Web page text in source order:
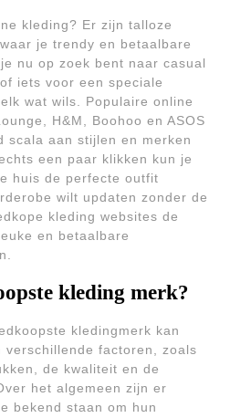
kleding? Er zijn talloze
je trendy en betaalbare
nu op zoek bent naar casual
iets voor een speciale
wat wils. Populaire online
H&M, Boohoo en ASOS
scala aan stijlen en merken
een paar klikken kun je
huis de perfecte outfit
wilt updaten zonder de
kleding websites de
en betaalbare
kleding merk?
kledingmerk kan
factoren, zoals
de kwaliteit en de
het algemeen zijn er
bekend staan om hun